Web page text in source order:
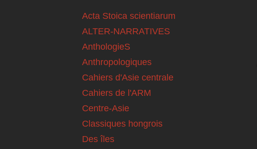
Acta Stoica scientiarum
ALTER-NARRATIVES
AnthologieS
Anthropologiques
Cahiers d'Asie centrale
Cahiers de l'ARM
Centre-Asie
Classiques hongrois
Des îles